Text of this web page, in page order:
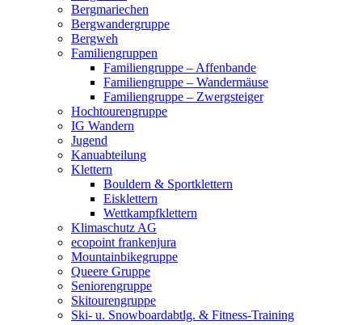
Bergmariechen
Bergwandergruppe
Bergweh
Familiengruppen
Familiengruppe – Affenbande
Familiengruppe – Wandermäuse
Familiengruppe – Zwergsteiger
Hochtourengruppe
IG Wandern
Jugend
Kanuabteilung
Klettern
Bouldern & Sportklettern
Eisklettern
Wettkampfklettern
Klimaschutz AG
ecopoint frankenjura
Mountainbikegruppe
Queere Gruppe
Seniorengruppe
Skitourengruppe
Ski- u. Snowboardabtlg. & Fitness-Training